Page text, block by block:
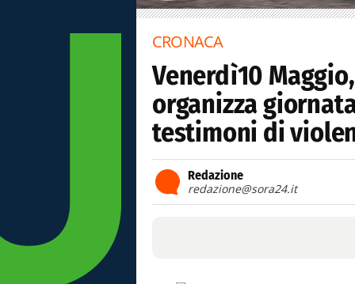
CRONACA
Venerdì10
organizza
testimoni di
Redazione
redazione@sora24.it